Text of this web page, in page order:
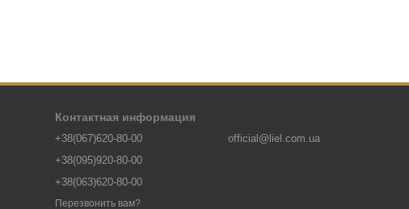
Контактная информация
+38(067)620-80-00
+38(095)920-80-00
+38(063)620-80-00
Перезвонить вам?
official@liel.com.ua